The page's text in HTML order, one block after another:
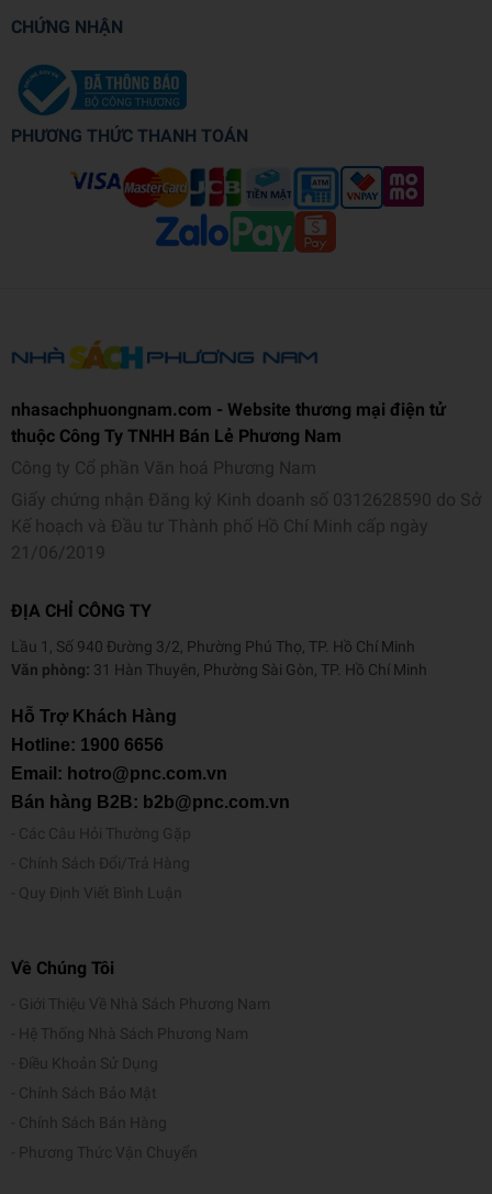
CHỨNG NHẬN
PHƯƠNG THỨC THANH TOÁN
nhasachphuongnam.com - Website thương mại điện tử
thuộc Công Ty TNHH Bán Lẻ Phương Nam
Công ty Cổ phần Văn hoá Phương Nam
Giấy chứng nhận Đăng ký Kinh doanh số 0312628590 do Sở
Kế hoạch và Đầu tư Thành phố Hồ Chí Minh cấp ngày
21/06/2019
ĐỊA CHỈ CÔNG TY
Lầu 1, Số 940 Đường 3/2, Phường Phú Thọ, TP. Hồ Chí Minh
Văn phòng: 31 Hàn Thuyên, Phường Sài Gòn, TP. Hồ Chí Minh
Hỗ Trợ Khách Hàng
Hotline: 1900 6656
Email: hotro@pnc.com.vn
Bán hàng B2B: b2b@pnc.com.vn
Các Câu Hỏi Thường Gặp
Chính Sách Đổi/Trả Hàng
Quy Định Viết Bình Luận
Về Chúng Tôi
Giới Thiệu Về Nhà Sách Phương Nam
Hệ Thống Nhà Sách Phương Nam
Điều Khoản Sử Dụng
Chính Sách Bảo Mật
Chính Sách Bán Hàng
Phương Thức Vận Chuyển